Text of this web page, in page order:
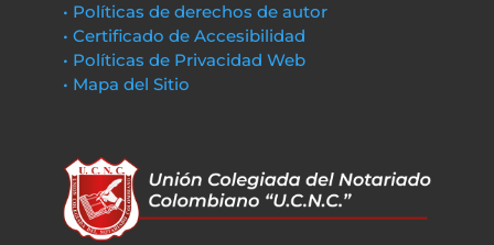
• Políticas de derechos de autor
• Certificado de Accesibilidad
• Políticas de Privacidad Web
• Mapa del Sitio